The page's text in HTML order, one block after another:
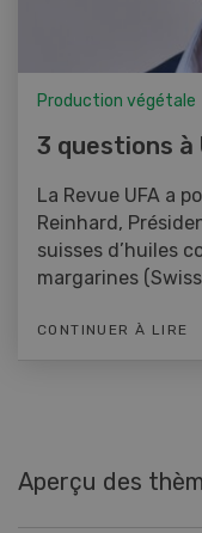
Production végétale
3 questions à
La Revue UFA a
Reinhard,
suisses d’huiles
margarines (Swiss
CONTINUER À LIRE
Aperçu des